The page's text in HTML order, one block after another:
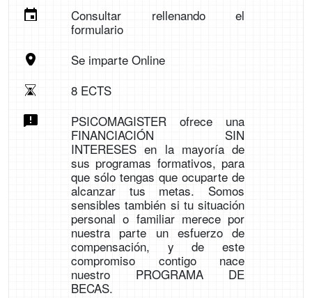
Consultar rellenando el
formulario
Se imparte Online
8 ECTS
PSICOMAGISTER ofrece una
FINANCIACIÓN SIN
INTERESES en la mayoría de
sus programas formativos, para
que sólo tengas que ocuparte de
alcanzar tus metas. Somos
sensibles también si tu situación
personal o familiar merece por
nuestra parte un esfuerzo de
compensación, y de este
compromiso contigo nace
nuestro PROGRAMA DE
BECAS.